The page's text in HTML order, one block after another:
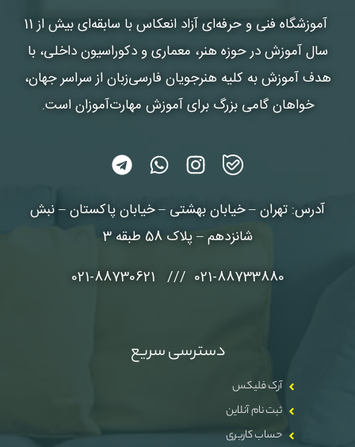
آموزشگاه فنی و حرفه‌ای آزاد انعکاس
با سابقه‌ای بیش از 11
سال آموزش در حوزه هنر، معماری و دکوراسیون داخلی، با
هدف آموزش به کلیه هنرجویان فارسی‌زبان از سراسر جهان،
خواهان گامی بزرگ برای آموزش مهارت‌آموزان است.
آدرس: تهران – خیابان بهشتی – خیابان پاکستان – نبش
شانزدهم – پلاک 58 طبقه 3
021-88733880 /// 021-88730621
دسترسی سریع
آرک فلیکس
ثبت نام آنلاین
حساب کاربری